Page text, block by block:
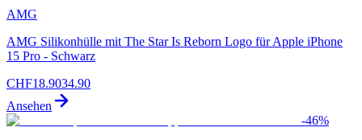
AMG
AMG Silikonhülle mit The Star Is Reborn Logo für Apple iPhone
15 Pro - Schwarz
CHF18.9034.90
Ansehen
-46%